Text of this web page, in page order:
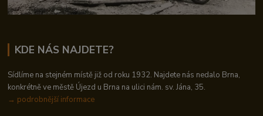
KDE NÁS NAJDETE?
Sídlíme na stejném místě již od roku 1932. Najdete nás nedalo Brna,
konkrétně ve městě Újezd u Brna na ulici nám. sv. Jána, 35.
→ podrobnější informace